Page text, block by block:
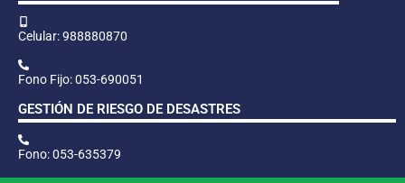
Celular: 988880870
Fono Fijo: 053-690051
GESTIÓN DE RIESGO DE DESASTRES
Fono: 053-635379